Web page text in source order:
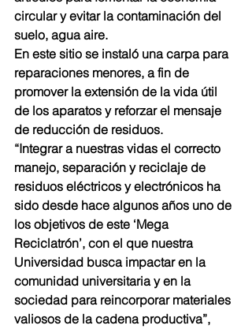
circular y evitar la contaminación del
suelo, agua aire.
En este sitio se instaló una carpa para
reparaciones menores, a fin de
promover la extensión de la vida útil
de los aparatos y reforzar el mensaje
de reducción de residuos.
“Integrar a nuestras vidas el correcto
manejo, separación y reciclaje de
residuos eléctricos y electrónicos ha
sido desde hace algunos años uno de
los objetivos de este ‘Mega
Reciclatrón’, con el que nuestra
Universidad busca impactar en la
comunidad universitaria y en la
sociedad para reincorporar materiales
valiosos de la cadena productiva”,